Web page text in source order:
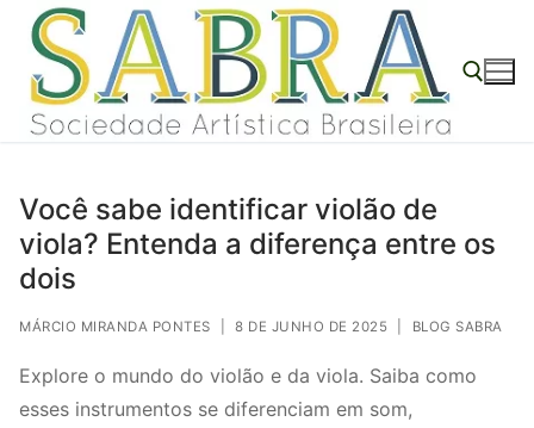
conteúdo
Pular
para
conteúdo
Você sabe identificar violão de
viola? Entenda a diferença entre os
dois
MÁRCIO MIRANDA PONTES 8 DE JUNHO DE 2025 BLOG SABRA
Explore o mundo do violão e da viola. Saiba como
esses instrumentos se diferenciam em som,